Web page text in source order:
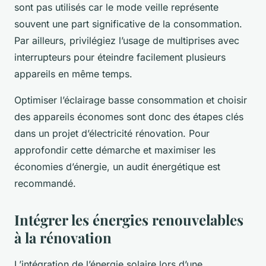
sont pas utilisés car le mode veille représente
souvent une part significative de la consommation.
Par ailleurs, privilégiez l’usage de multiprises avec
interrupteurs pour éteindre facilement plusieurs
appareils en même temps.
Optimiser l’éclairage basse consommation et choisir
des appareils économes sont donc des étapes clés
dans un projet d’électricité rénovation. Pour
approfondir cette démarche et maximiser les
économies d’énergie, un audit énergétique est
recommandé.
Intégrer les énergies renouvelables
à la rénovation